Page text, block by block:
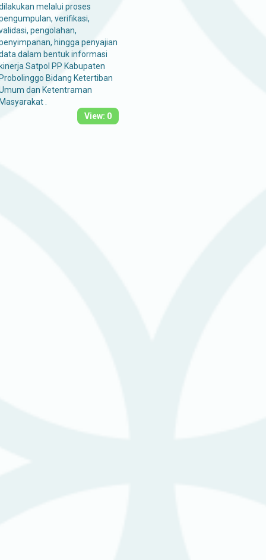
melalui proses
verifikasi,
pengolahan,
hingga penyajian
dalam bentuk informasi
Satpol PP Kabupaten
Bidang Ketertiban
dan Ketentraman
.
View: 0